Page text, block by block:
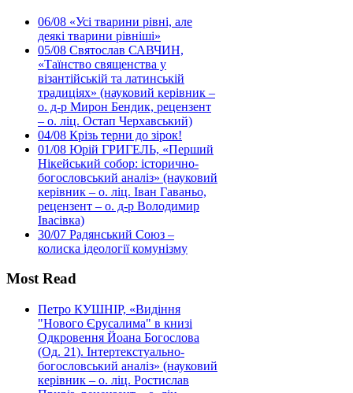
06/08 «Усі тварини рівні, але
деякі тварини рівніші»
05/08 Святослав САВЧИН,
«Таїнство священства у
візантійській та латинській
традиціях» (науковий керівник –
о. д-р Мирон Бендик, рецензент
– о. ліц. Остап Черхавський)
04/08 Крізь терни до зірок!
01/08 Юрій ГРИГЕЛЬ, «Перший
Нікейський собор: історично-
богословський аналіз» (науковий
керівник – о. ліц. Іван Гаваньо,
рецензент – о. д-р Володимир
Івасівка)
30/07 Радянський Союз –
колиска ідеології комунізму
Most Read
Петро КУШНІР, «Видіння
"Нового Єрусалима" в книзі
Одкровення Йоана Богослова
(Од. 21). Інтертекстуально-
богословський аналіз» (науковий
керівник – о. ліц. Ростислав